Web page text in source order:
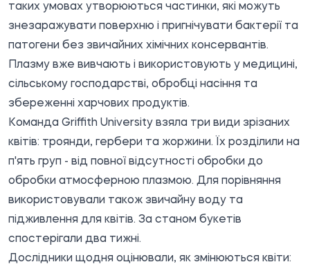
таких умовах утворюються частинки, які можуть
знезаражувати поверхню і пригнічувати бактерії та
патогени без звичайних хімічних консервантів.
Плазму вже вивчають і використовують у медицині,
сільському господарстві, обробці насіння та
збереженні харчових продуктів.
Команда Griffith University взяла три види зрізаних
квітів: троянди, гербери та жоржини. Їх розділили на
п'ять груп - від повної відсутності обробки до
обробки атмосферною плазмою. Для порівняння
використовували також звичайну воду та
підживлення для квітів. За станом букетів
спостерігали два тижні.
Дослідники щодня оцінювали, як змінюються квіти: